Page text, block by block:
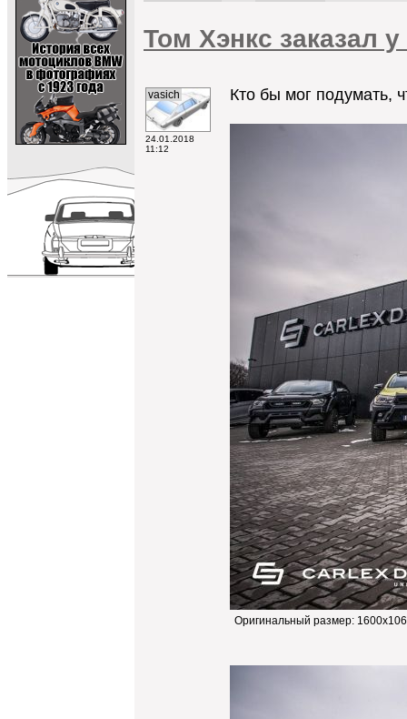
Том Хэнкс заказал
vasich
24.01.2018
11:12
Кто бы мог подумать,
Оригинальный размер: